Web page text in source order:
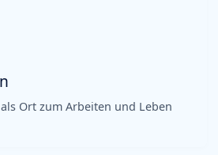
Ort zum Arbeiten und Leben